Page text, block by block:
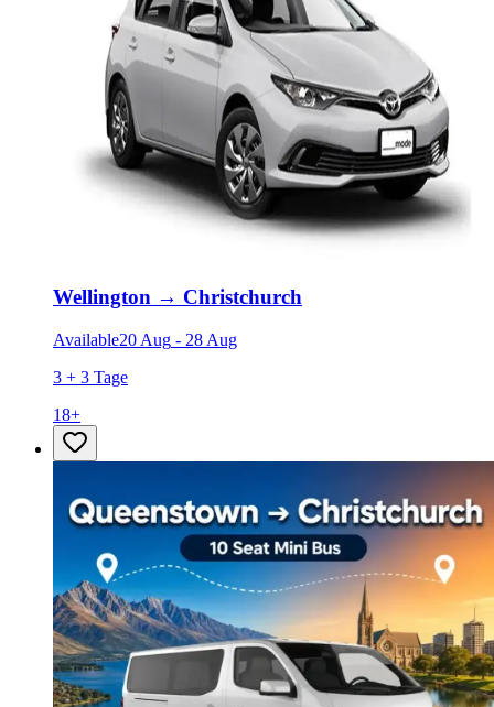
Wellington → Christchurch
Available20 Aug - 28 Aug
3 + 3 Tage
18+